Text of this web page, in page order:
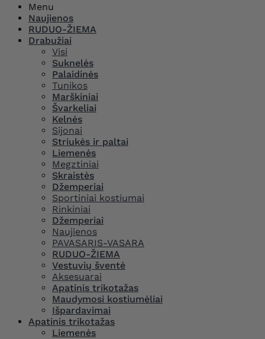
Menu
Naujienos
RUDUO-ŽIEMA
Drabužiai
Visi
Suknelės
Palaidinės
Tunikos
Marškiniai
Švarkeliai
Kelnės
Sijonai
Striukės ir paltai
Liemenės
Megztiniai
Skraistės
Džemperiai
Sportiniai kostiumai
Rinkiniai
Džemperiai
Naujienos
PAVASARIS-VASARA
RUDUO-ŽIEMA
Vestuvių šventė
Aksesuarai
Apatinis trikotažas
Maudymosi kostiumėliai
Išpardavimai
Apatinis trikotažas
Liemenės